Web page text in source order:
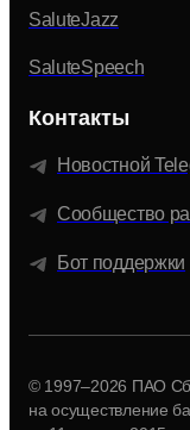
SaluteJazz
SaluteSpeech
Контакты
Новостной
Сообщество
Бот поддержки
© 1997–2026 ПАО
на осуществление